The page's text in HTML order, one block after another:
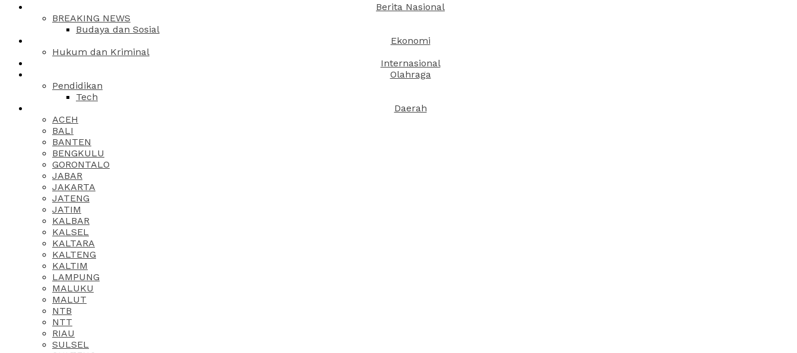
Berita Nasional
BREAKING NEWS
Budaya dan Sosial
Ekonomi
Hukum dan Kriminal
Internasional
Olahraga
Pendidikan
Tech
Daerah
ACEH
BALI
BANTEN
BENGKULU
GORONTALO
JABAR
JAKARTA
JATENG
JATIM
KALBAR
KALSEL
KALTARA
KALTENG
KALTIM
LAMPUNG
MALUKU
MALUT
NTB
NTT
RIAU
SULSEL